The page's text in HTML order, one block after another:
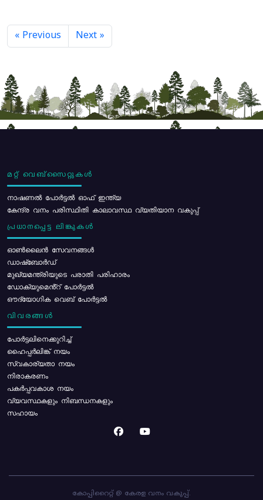
« Previous Next »
മറ്റ് വെബ്സൈറ്റുകൾ
നാഷണൽ പോർട്ടൽ ഓഫ് ഇന്ത്യ
കേന്ദ്ര വനം പരിസ്ഥിതി കാലാവസ്ഥ വ്യതിയാന വകുപ്പ്
പ്രധാനപ്പെട്ട ലിങ്കുകൾ
ഓൺലൈൻ സേവനങ്ങൾ
ഡാഷ്ബോർഡ്
മുഖ്യമന്ത്രിയുടെ പരാതി പരിഹാരം
ഡോക്യുമെൻ്റ് പോർട്ടൽ
ഔദ്യോഗിക വെബ് പോർട്ടൽ
വിവരങ്ങൾ
പോര്‍ട്ടലിനെക്കുറിച്ച്
ഹൈപ്പർലിങ്ക് നയം
സ്വകാര്യതാ നയം
നിരാകരണം
പകർപ്പവകാശ നയം
വ്യവസ്ഥകളും നിബന്ധനകളും
സഹായം
കോപ്പിറൈറ്റ് @ കേരള വനം വകുപ്പ്.